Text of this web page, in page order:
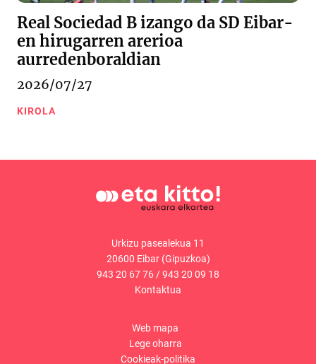
Real Sociedad B izango da SD Eibar-
en hirugarren arerioa
aurredenboraldian
2026/07/27
KIROLA
Urkizu pasealekua 11
20600 Eibar (Gipuzkoa)
943 20 67 76 /943 20 09 18
Kontaktua
Web mapa
Lege oharra
Cookieak-politika